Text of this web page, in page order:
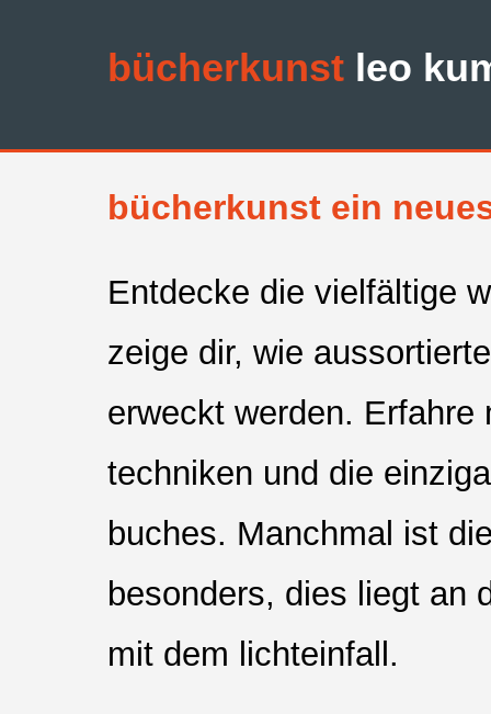
bücherkunst leo
bücherkunst ein
Entdecke die vielfältige
zeige dir, wie
erweckt werden. Erfahre
techniken und die
buches. Manchmal ist
besonders, dies liegt an
mit dem lichteinfall.